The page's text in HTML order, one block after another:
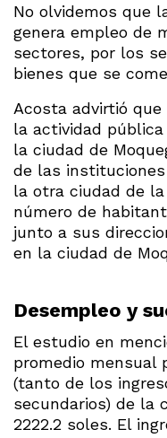
No olvidemos que
genera empleo de
sectores, por los
bienes que se
Acosta advirtió
la actividad
la ciudad de
de las
la otra ciudad de
número de
junto a sus
en la ciudad de
Desempleo y
El estudio en
promedio mensual
(tanto de los
secundarios) de la
2222.2 soles. El